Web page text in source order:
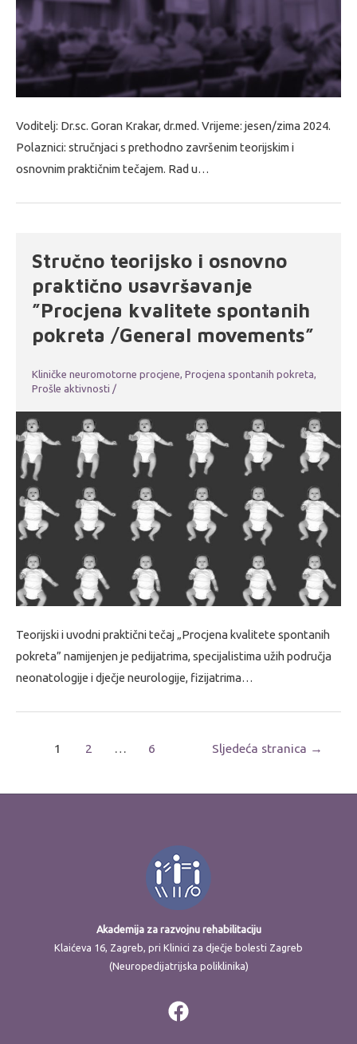
Voditelj: Dr.sc. Goran Krakar, dr.med. Vrijeme: jesen/zima 2024.
Polaznici: stručnjaci s prethodno završenim teorijskim i
osnovnim praktičnim tečajem. Rad u…
Stručno teorijsko i osnovno
praktično usavršavanje
”Procjena kvalitete spontanih
pokreta /General movements”
Kliničke neuromotorne procjene, Procjena spontanih pokreta,
Prošle aktivnosti /
Teorijski i uvodni praktični tečaj „Procjena kvalitete spontanih
pokreta” namijenjen je pedijatrima, specijalistima užih područja
neonatologije i dječje neurologije, fizijatrima…
1 2 … 6 Sljedeća stranica →
Akademija za razvojnu rehabilitaciju
Klaićeva 16, Zagreb, pri Klinici za dječje bolesti Zagreb
(Neuropedijatrijska poliklinika)